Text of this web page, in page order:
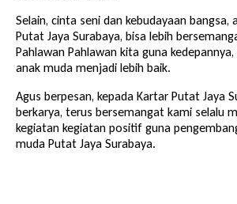
Selain, cinta seni dan kebudayaan bangsa,
Putat Jaya Surabaya, bisa lebih
Pahlawan Pahlawan kita guna
anak muda menjadi lebih baik.
Agus berpesan, kepada Kartar Putat Jaya
berkarya, terus bersemangat kami selalu
kegiatan kegiatan positif guna
muda Putat Jaya Surabaya.